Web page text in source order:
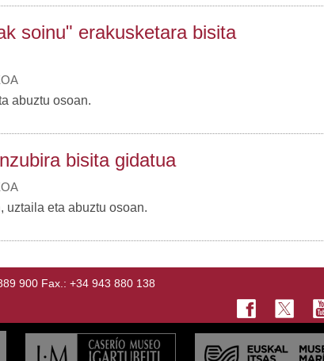
soinu" erakusketara bisita
abuztu osoan.
bisita gidatua
uztaila eta abuztu osoan.
900 Fax.: +34 943 880 138